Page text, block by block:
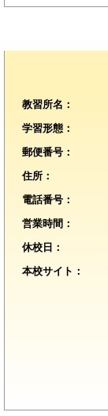
教習所名：
学習形態：
郵便番号：
住所：
電話番号：
営業時間：
休校日：
本校サイト：